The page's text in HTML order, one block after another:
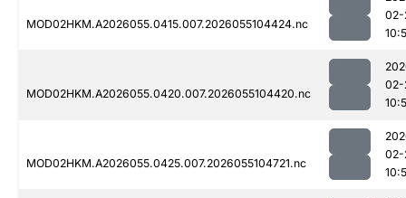
MOD02HKM.A2026055.0415.007.2026055104424.nc
02-
MOD02HKM.A2026055.0420.007.2026055104420.nc
02-
MOD02HKM.A2026055.0425.007.2026055104721.nc
02-